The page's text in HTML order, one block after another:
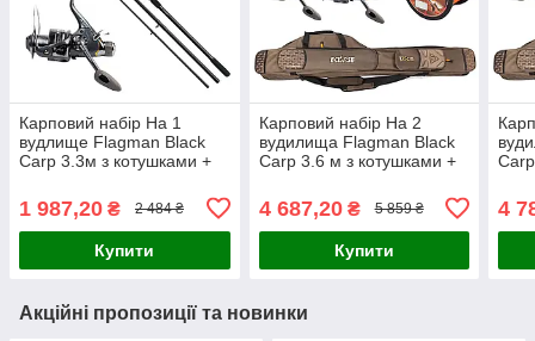
Карповий набір На 1
вудлище Flagman Black
Carp 3.3м з котушками +
1 987,20 ₴ 2 484 ₴
Купити
Карповий набір На 2
вудилища Flagman Black
Carp 3.6 м з котушками +
4 687,20₴ 5 859 ₴
Купити
4
Акційні пропозиції та новинки